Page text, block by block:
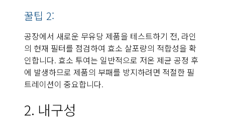
꿀팁 2:
공장에서 새로운 무유당 제품을 테스트하기 전, 라인
의 현재 필터를 점검하여 효소 살포량의 적합성을 확
인합니다. 효소 투여는 일반적으로 저온 제균 공정 후
에 발생하므로 제품의 부패를 방지하려면 적절한 필
트레이션이 중요합니다.
2. 내구성